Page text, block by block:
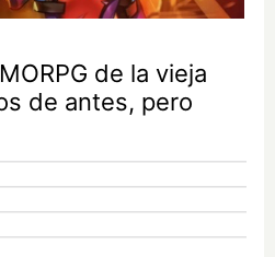
de la vieja
de antes, pero